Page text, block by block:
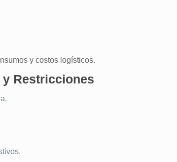
y costos logísticos.
Restricciones